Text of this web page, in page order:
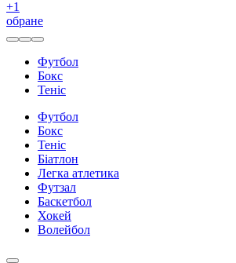
+1
обране
Футбол
Бокс
Теніс
Футбол
Бокс
Теніс
Біатлон
Легка атлетика
Футзал
Баскетбол
Хокей
Волейбол